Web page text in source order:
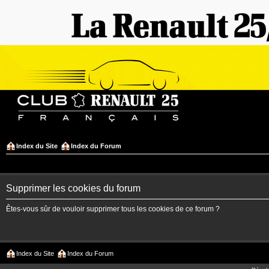
Index du Site Index du Forum
Supprimer les cookies du forum
Êtes-vous sûr de vouloir supprimer tous les cookies de ce forum ?
Index du Site Index du Forum